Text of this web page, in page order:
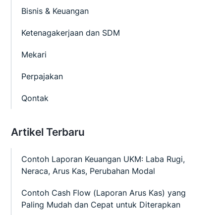
Bisnis & Keuangan
Ketenagakerjaan dan SDM
Mekari
Perpajakan
Qontak
Artikel Terbaru
Contoh Laporan Keuangan UKM: Laba Rugi,
Neraca, Arus Kas, Perubahan Modal
Contoh Cash Flow (Laporan Arus Kas) yang
Paling Mudah dan Cepat untuk Diterapkan